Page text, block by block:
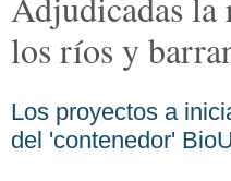
Adjudicadas
de los ríos y
Alcoy